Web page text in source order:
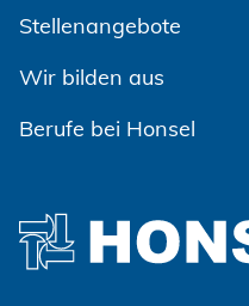
Stellenangebote
Wir bilden aus
Berufe bei Honsel